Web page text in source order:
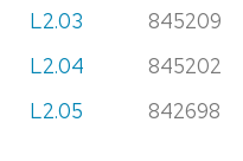
L2.03
845209
L2.04
845202
L2.05
842698